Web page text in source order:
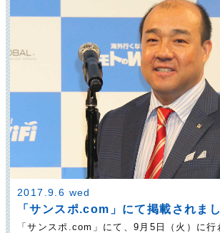
2017.9.6 wed
「サンスポ.com」にて掲載されまし
「サンスポ.com」にて、9月5日（火）に